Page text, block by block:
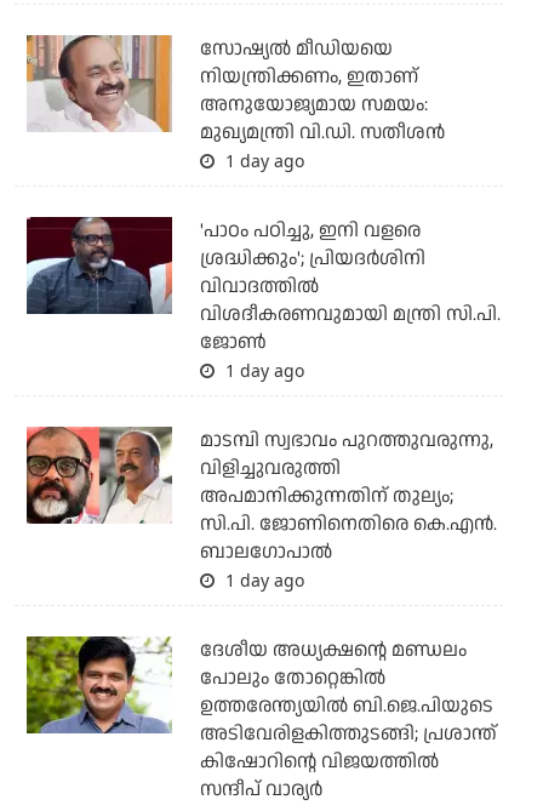
സോഷ്യല്‍ മീഡിയയെ
നിയന്ത്രിക്കണം, ഇതാണ്
അനുയോജ്യമായ സമയം:
മുഖ്യമന്ത്രി വി.ഡി. സതീശന്‍
1 day ago
'പാഠം പഠിച്ചു, ഇനി വളരെ
ശ്രദ്ധിക്കും'; പ്രിയദര്‍ശിനി
വിവാദത്തില്‍
വിശദീകരണവുമായി മന്ത്രി സി.പി.
ജോണ്‍
1 day ago
മാടമ്പി സ്വഭാവം പുറത്തുവരുന്നു,
വിളിച്ചുവരുത്തി
അപമാനിക്കുന്നതിന് തുല്യം;
സി.പി. ജോണിനെതിരെ കെ.എന്‍.
ബാലഗോപാല്‍
1 day ago
ദേശീയ അധ്യക്ഷന്റെ മണ്ഡലം
പോലും തോറ്റെങ്കില്‍
ഉത്തരേന്ത്യയില്‍ ബി.ജെ.പിയുടെ
അടിവേരിളകിത്തുടങ്ങി; പ്രശാന്ത്
കിഷോറിന്റെ വിജയത്തില്‍
സന്ദീപ് വാര്യര്‍